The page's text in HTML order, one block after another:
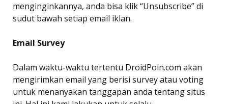
menginginkannya, anda bisa klik “Unsubscribe” di
sudut bawah setiap email iklan.
Email Survey
Dalam waktu-waktu tertentu DroidPoin.com akan
mengirimkan email yang berisi survey atau voting
untuk menanyakan tanggapan anda tentang situs